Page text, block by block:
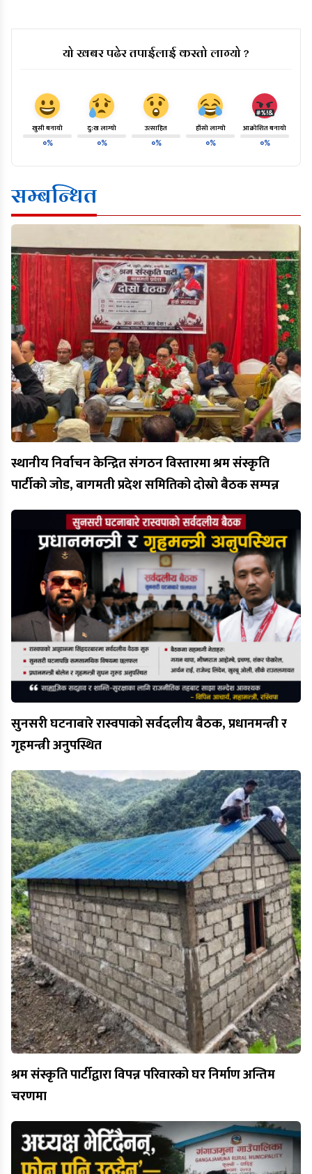
यो खबर पढेर तपाईलाई कस्तो लाग्यो ?
खुसी बनायो
०%
दु:ख लाग्यो
०%
उत्साहित
०%
हाँसो लाग्यो
०%
आक्रोशित बनायो
०%
सम्बन्धित
स्थानीय निर्वाचन केन्द्रित संगठन विस्तारमा श्रम संस्कृति
पार्टीको जोड, बागमती प्रदेश समितिको दोस्रो बैठक सम्पन्न
सुनसरी घटनाबारे रास्वपाको सर्वदलीय बैठक, प्रधानमन्त्री र
गृहमन्त्री अनुपस्थित
श्रम संस्कृति पार्टीद्वारा विपन्न परिवारको घर निर्माण अन्तिम
चरणमा